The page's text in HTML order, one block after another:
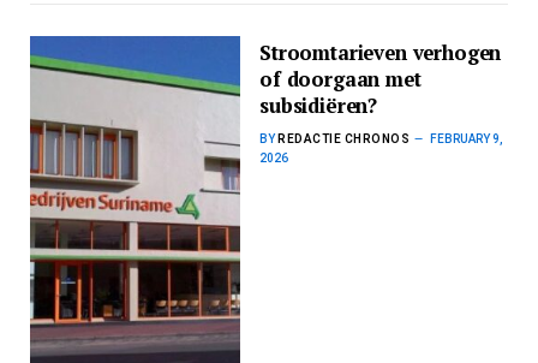
Stroomtarieven verhogen
of doorgaan met
subsidiëren?
BY REDACTIE CHRONOS
FEBRUARY 9,
2026